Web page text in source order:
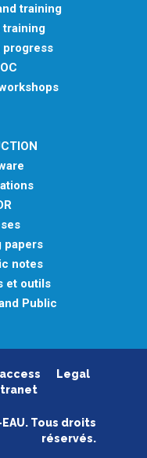
training
training
progress
papers
notes
et outils
Public
Legal
Tous droits
réservés.